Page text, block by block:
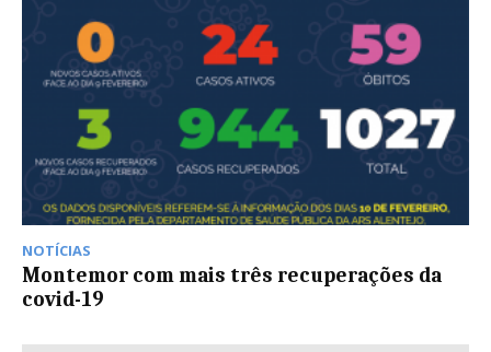
NOTÍCIAS
Montemor com mais três recuperações da
covid-19